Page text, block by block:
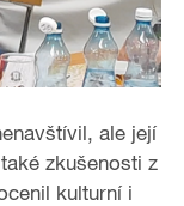
ale její
zkušenosti z
kulturní i